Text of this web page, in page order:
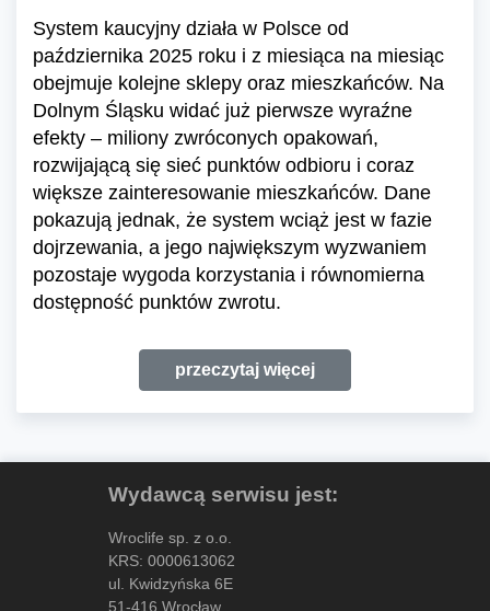
System kaucyjny działa w Polsce od
października 2025 roku i z miesiąca na miesiąc
obejmuje kolejne sklepy oraz mieszkańców. Na
Dolnym Śląsku widać już pierwsze wyraźne
efekty – miliony zwróconych opakowań,
rozwijającą się sieć punktów odbioru i coraz
większe zainteresowanie mieszkańców. Dane
pokazują jednak, że system wciąż jest w fazie
dojrzewania, a jego największym wyzwaniem
pozostaje wygoda korzystania i równomierna
dostępność punktów zwrotu.
przeczytaj więcej
Wydawcą serwisu jest:
Wroclife sp. z o.o.
KRS: 0000613062
ul. Kwidzyńska 6E
51-416 Wrocław